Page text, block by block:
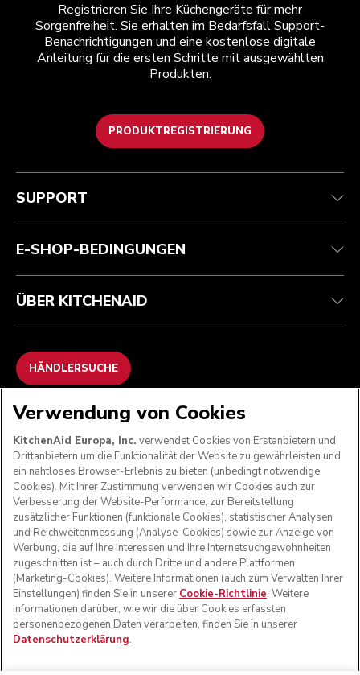
Registrieren Sie Ihre Küchengeräte für mehr
Sorgenfreiheit. Sie erhalten im Bedarfsfall Support-
Benachrichtigungen und eine kostenlose digitale
Anleitung für die ersten Schritte mit ausgewählten
Produkten.
PRODUKTREGISTRIERUNG
Health Check
Verfolgen Sie Ihre Bestellung
Garantie und Dokumente
Häufig gestellte fragen
Teilnahmebedingungen
Rückgaben und Erstattungen
Impressum
ODR
Die Marke
Händlersuche
SUPPORT
E-SHOP-BEDINGUNGEN
ÜBER KITCHENAID
HÄNDLERSUCHE
WIR AKZEPTIEREN
FOLGEN SIE UNS
Verwendung von Cookies
KitchenAid Europa, Inc. verwendet Cookies von Erstanbietern und
Drittanbietern um die Funktionalität der Website zu gewährleisten und
ein nahtloses Browser-Erlebnis zu bieten (unbedingt notwendige
Cookies). Mit Ihrer Zustimmung verwenden wir Cookies auch zur
Verbesserung der Website-Performance, zur Bereitstellung
zusätzlicher Funktionen (funktionale Cookies), statistischer Analysen
und Reichweitenmessung (Analyse-Cookies) sowie zur Anzeige von
Werbung, die auf Ihre Interessen und Ihre Internetsuchgewohnheiten
zugeschnitten ist – auch durch Dritte und andere Plattformen
(Marketing-Cookies). Weitere Informationen (auch zum Verwalten Ihrer
Einstellungen) finden Sie in unserer Cookie-Richtlinie. Weitere
Informationen darüber, wie wir die über Cookies erfassten
personenbezogenen Daten verarbeiten, finden Sie in unserer
Datenschutzerklärung.